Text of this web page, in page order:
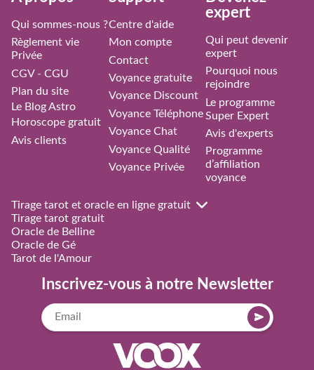
Qui sommes-nous ?
Règlement vie
Privée
CGV - CGU
Plan du site
Le Blog Astro
Horoscope gratuit
Avis clients
Centre d'aide
Mon compte
Contact
Voyance gratuite
Voyance Discount
Voyance Téléphone
Voyance Chat
Voyance Qualité
Voyance Privée
expert
Qui peut devenir
expert
Pourquoi nous
rejoindre
Le programme
Super Expert
Avis d'experts
Programme
d’affiliation
voyance
Tirage tarot et oracle en ligne gratuit
Tirage tarot gratuit
Oracle de Belline
Oracle de Gé
Tarot de l'Amour
Inscrivez-vous à notre Newsletter